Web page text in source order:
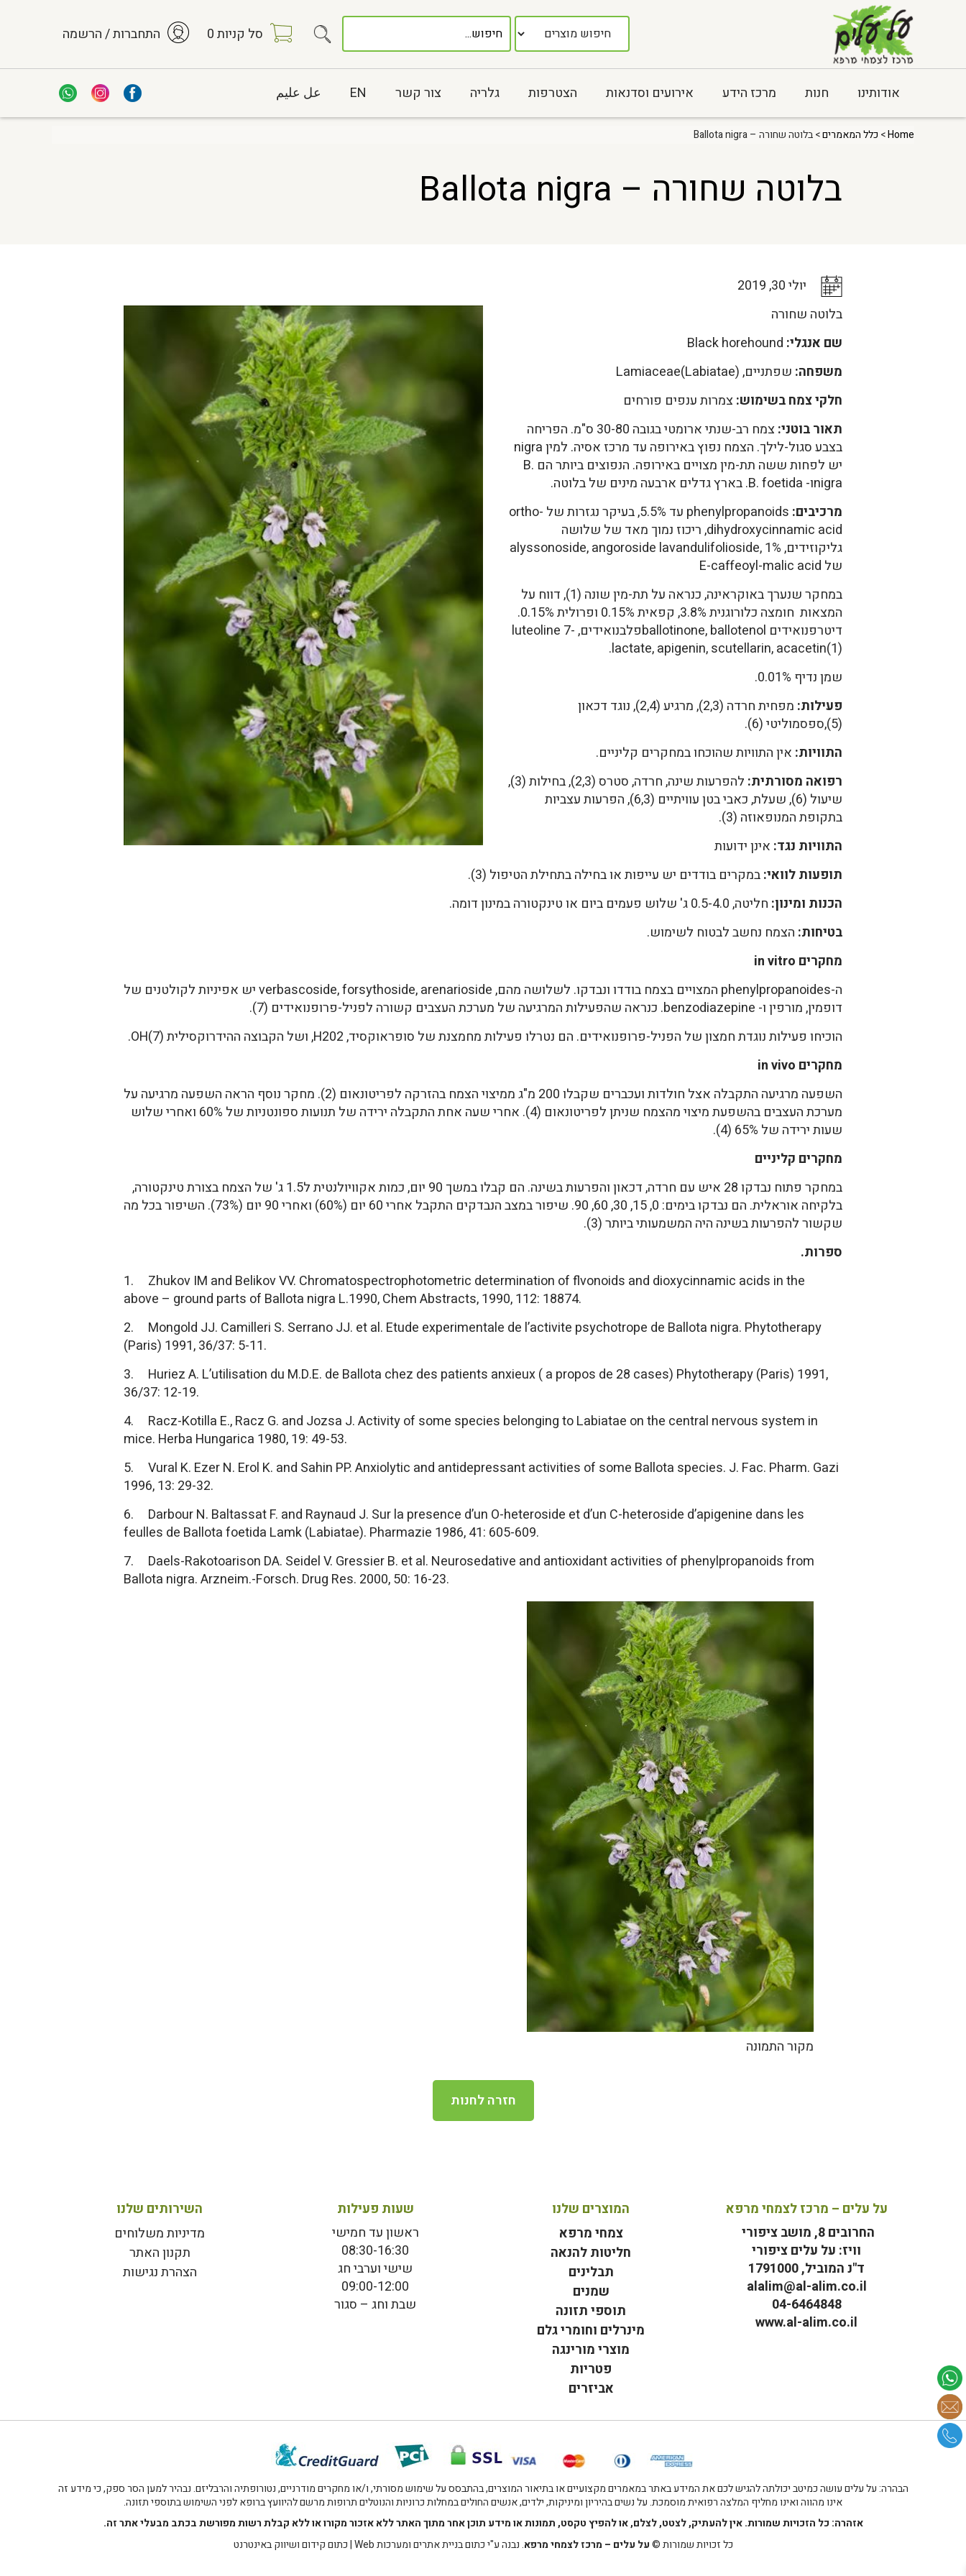
סל קניות0 התחברות / הרשמה
אודותינו חנות מרכז הידע אירועים וסדנאות הצטרפות גלריה צור קשר EN عل عليم
Home
> כלל המאמרים> בלוטה שחורה – Ballota nigra
בלוטה שחורה – Ballota nigra
יולי 30, 2019
בלוטה שחורה
שם אנגלי: Black horehound
משפחה: שפתניים, Lamiaceae(Labiatae)
חלקי צמח בשימוש:צמרות ענפים פורחים
תאור בוטני:
צמח רב-שנתי ארומטי בגובה 30-80 ס"מ. הפריחה
בצבע סגול-לילך. הצמח נפוץ באירופה עד מרכז אסיה. למין nigra
יש לפחות ששה תת-מין מצויים באירופה. הנפוצים ביותר הם B.
nigraו- B. foetida. בארץ גדלים ארבעה מינים של בלוטה.
מרכיבים:
phenylpropanoids עד 5.5%, בעיקר נגזרות של ortho-
dihydroxycinnamic acid, ריכוז נמוך מאד של שלושה
גליקוזידים, alyssonoside, angoroside lavandulifolioside, 1%
של E-caffeoyl-malic acid
במחקר שנערך באוקראינה, כנראה על תת-מין שונה (1), דווח על
המצאות חומצה כלורוגנית 3.8%, קפאית 0.15% ופרולית 0.15%.
דיטרפנואידים ballotinone, ballotenolפלבנואידים, luteoline 7-
lactate, apigenin, scutellarin, acacetin(1).
שמן נדיף 0.01%.
פעילות:
מפחית חרדה (2,3), מרגיע (2,4), נוגד דכאון
(5),ספסמוליטי (6).
התוויות: אין התוויות שהוכחו במחקרים קליניים.
רפואה מסורתית:
להפרעות שינה, חרדה, סטרס (2,3), בחילות (3),
שיעול (6), שעלת, כאבי בטן עוויתיים (6,3), הפרעות עצביות
בתקופת המנופאוזה (3).
התוויות נגד: אינן ידועות
תופעות לוואי:במקרים בודדים יש עייפות או בחילה בתחילת הטיפול (3).
הכנות ומינון: חליטה, 0.5-4.0 ג' שלוש פעמים ביום או טינקטורה במינון דומה.
בטיחות: הצמח נחשב לבטוח לשימוש.
מחקרים in vitro
ה-phenylpropanoides המצויים בצמח בודדו ונבדקו. לשלושה מהם, verbascoside, forsythoside, arenarioside יש אפיניות לקולטנים של
דופמין, מורפין ו- benzodiazepine. כנראה שהפעילות המרגיעה של מערכת העצבים קשורה לפניל-פרופנואידים (7).
הוכיחו פעילות נוגדת חמצון של הפניל-פרופנואידים. הם נטרלו פעילות מחמצנת של סופראוקסיד, H202, ושל הקבוצה ההידרוקסילית OH(7).
מחקרים in vivo
השפעה מרגיעה התקבלה אצל חולדות ועכברים שקבלו 200 מ"ג ממיצוי הצמח בהזרקה לפריטונאום (2). מחקר נוסף הראה השפעה מרגיעה על
מערכת העצבים בהשפעת מיצוי מהצמח שניתן לפריטונאום (4). אחרי שעה אחת התקבלה ירידה של תנועות ספונטניות של 60% ואחרי שלוש
שעות ירידה של 65% (4).
מחקרים קליניים
במחקר פתוח נבדקו 28 איש עם חרדה, דכאון והפרעות בשינה. הם קבלו במשך 90 יום, כמות אקוויולנטית ל1.5 ג' של הצמח בצורת טינקטורה,
בלקיחה אוראלית. הם נבדקו בימים: 0, 15, 30, 60, 90. שיפור במצב הנבדקים התקבל אחרי 60 יום (60%) ואחרי 90 יום (73%). השיפור בכל מה
שקשור להפרעות בשינה היה המשמעותי ביותר (3).
ספרות.
1. Zhukov IM and Belikov VV. Chromatospectrophotometric determination of flvonoids and dioxycinnamic acids in the
above – ground parts of Ballota nigra L.1990, Chem Abstracts, 1990, 112: 18874.
2. Mongold JJ. Camilleri S. Serrano JJ. et al. Etude experimentale de l’activite psychotrope de Ballota nigra. Phytotherapy
(Paris) 1991, 36/37: 5-11.
3. Huriez A. L’utilisation du M.D.E. de Ballota chez des patients anxieux ( a propos de 28 cases) Phytotherapy (Paris) 1991,
36/37: 12-19.
4. Racz-Kotilla E., Racz G. and Jozsa J. Activity of some species belonging to Labiatae on the central nervous system in
mice. Herba Hungarica 1980, 19: 49-53.
5. Vural K. Ezer N. Erol K. and Sahin PP. Anxiolytic and antidepressant activities of some Ballota species. J. Fac. Pharm. Gazi
1996, 13: 29-32.
6. Darbour N. Baltassat F. and Raynaud J. Sur la presence d’un O-heteroside et d’un C-heteroside d’apigenine dans les
feulles de Ballota foetida Lamk (Labiatae). Pharmazie 1986, 41: 605-609.
7. Daels-Rakotoarison DA. Seidel V. Gressier B. et al. Neurosedative and antioxidant activities of phenylpropanoids from
Ballota nigra. Arzneim.-Forsch. Drug Res. 2000, 50: 16-23.
מקור התמונה
חזרה לחנות
על עלים – מרכז לצמחי מרפא
החרובים 8, מושב ציפורי
וויז: על עלים ציפורי
ד"נ המוביל, 1791000
alalim@al-alim.co.il
04-6464848
www.al-alim.co.il
המוצרים שלנו
צמחי מרפא
חליטות להנאה
תבלינים
שמנים
תוספי תזונה
מינרלים וחומרי גלם
מוצרי מורינגה
פטריות
אביזרים
שעות פעילות
ראשון עד חמישי
08:30-16:30
שישי וערבי חג
09:00-12:00
שבת וחג – סגור
השירותים שלנו
מדיניות משלוחים
תקנון האתר
הצהרת נגישות
הבהרה: על עלים עושה כמיטב יכולתה להגיש לכם את המידע באתר במאמרים מקצועיים או בתיאור המוצרים, בהתבסס על שימוש מסורתי, ו/או מחקרים מודרניים, נטורופתיה והרבליזם. נבהיר למען הסר ספק, כי מידע זה
אינו מהווה ואינו מחליף המלצה רפואית מוסמכת. על נשים בהיריון ומיניקות, ילדים, אנשים החולים במחלות כרוניות והנוטלים תרופות מרשם להיוועץ ברופא לפני השימוש בתוספי תזונה.
אזהרה: כל הזכויות שמורות. אין להעתיק, לצטט, לצלם, או להפיץ טקסט, תמונות או מידע תוכן אחר מתוך האתר ללא אזכור מקורו או ללא קבלת רשות מפורשת בכתב מבעלי אתר זה.
כל זכויות שמורות ©על עלים – מרכז לצמחי מרפא. נבנה ע"יכתום בניית אתרים ומערכות Web |כתום קידום ושיווק באינטרנט